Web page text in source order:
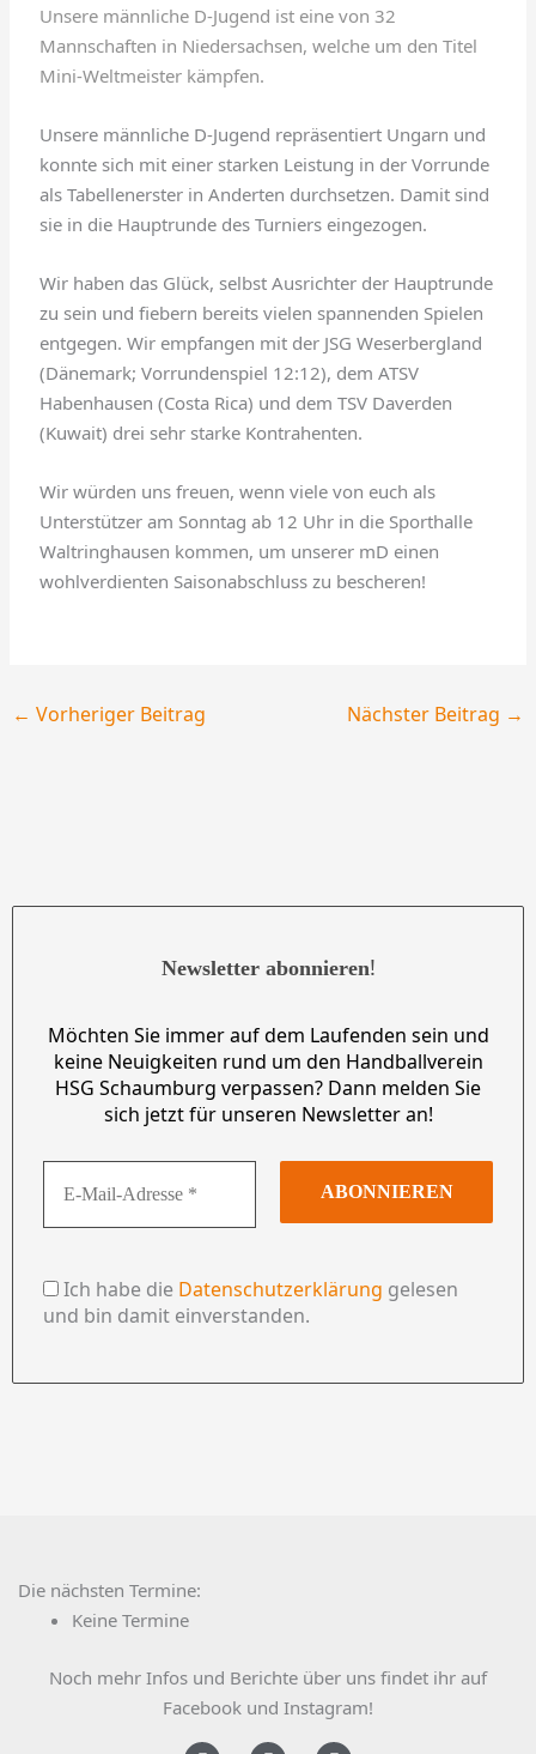
Unsere männliche D-Jugend ist eine von 32
Mannschaften in Niedersachsen, welche um den Titel
Mini-Weltmeister kämpfen.
Unsere männliche D-Jugend repräsentiert Ungarn und
konnte sich mit einer starken Leistung in der Vorrunde
als Tabellenerster in Anderten durchsetzen. Damit sind
sie in die Hauptrunde des Turniers eingezogen.
Wir haben das Glück, selbst Ausrichter der Hauptrunde
zu sein und fiebern bereits vielen spannenden Spielen
entgegen. Wir empfangen mit der JSG Weserbergland
(Dänemark; Vorrundenspiel 12:12), dem ATSV
Habenhausen (Costa Rica) und dem TSV Daverden
(Kuwait) drei sehr starke Kontrahenten.
Wir würden uns freuen, wenn viele von euch als
Unterstützer am Sonntag ab 12 Uhr in die Sporthalle
Waltringhausen kommen, um unserer mD einen
wohlverdienten Saisonabschluss zu bescheren!
← Vorheriger Beitrag Nächster Beitrag →
Newsletter abonnieren!
Möchten Sie immer auf dem Laufenden sein und
keine Neuigkeiten rund um den Handballverein
HSG Schaumburg verpassen? Dann melden Sie
sich jetzt für unseren Newsletter an!
Ich habe die Datenschutzerklärung gelesen
und bin damit einverstanden.
Die nächsten Termine:
Keine Termine
Noch mehr Infos und Berichte über uns findet ihr auf
Facebook und Instagram!